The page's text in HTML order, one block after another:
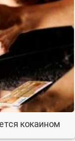
кокаином